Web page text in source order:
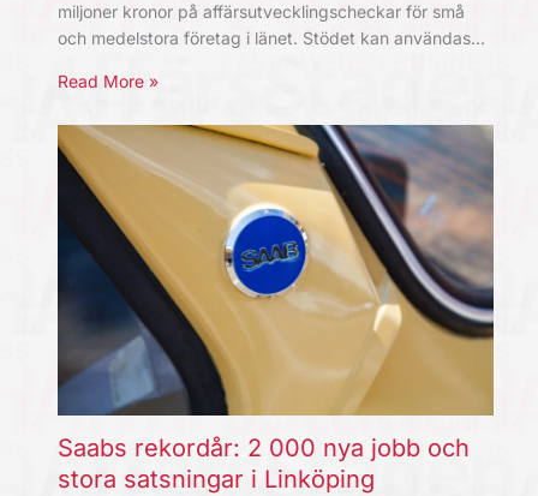
miljoner kronor på affärsutvecklingscheckar för små
och medelstora företag i länet. Stödet kan användas…
Read More »
Saabs rekordår: 2 000 nya jobb och
stora satsningar i Linköping